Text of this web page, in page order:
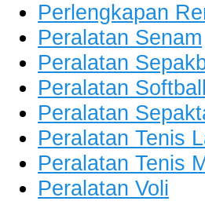
Perlengkapan
Peralatan Senam
Peralatan
Peralatan Softball
Peralatan
Peralatan Tenis
Peralatan Tenis
Peralatan Voli